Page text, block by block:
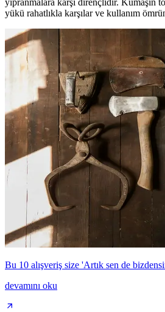
yıpranmalara karşı dirençlidir. Kumaşın
yükü rahatlıkla karşılar ve kullanım
Bu 10 alışveriş size 'Artık sen de
devamını oku